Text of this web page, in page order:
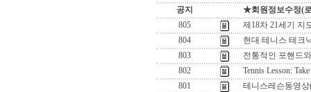
공지
★회원정보수정(
805
제18차 21세기 지
804
현대 테니스 테크
803
전통적인 포핸드
802
Tennis Lesson:
801
테니스레슨동영